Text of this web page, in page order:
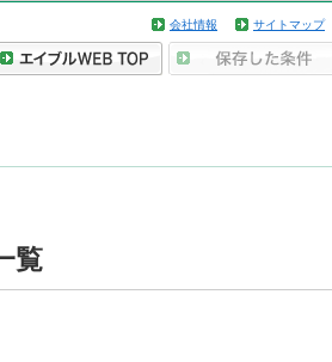
会社情報 サイトマップ
覧